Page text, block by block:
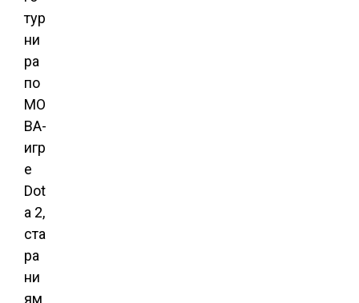
тур
ни
ра
по
MO
BA-
игр
е
Dot
a 2,
ста
ра
ни
ям